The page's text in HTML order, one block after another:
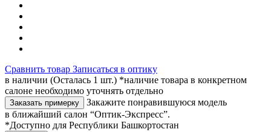
Сравнить товар Записаться в оптику
в наличии (Осталась 1 шт.) *наличие товара в конкретном
салоне необходимо уточнять отдельно
Заказать примерку
Закажите понравившуюся модель
в ближайший салон “Оптик-Экспресс”.
*Доступно для Республики Башкортостан